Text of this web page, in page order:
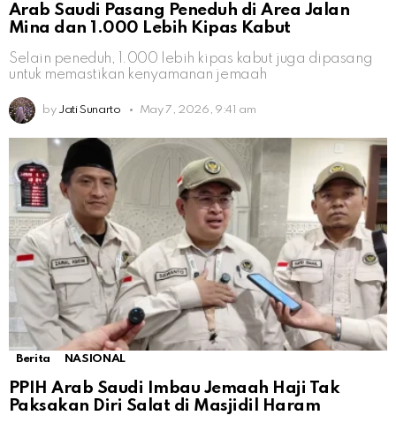
Arab Saudi Pasang Peneduh di Area Jalan
Mina dan 1.000 Lebih Kipas Kabut
Selain peneduh, 1.000 lebih kipas kabut juga dipasang
untuk memastikan kenyamanan jemaah
by Jati Sunarto May 7, 2026, 9:41 am
Berita NASIONAL
PPIH Arab Saudi Imbau Jemaah Haji Tak
Paksakan Diri Salat di Masjidil Haram